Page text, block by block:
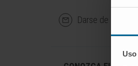
Darse de alta en